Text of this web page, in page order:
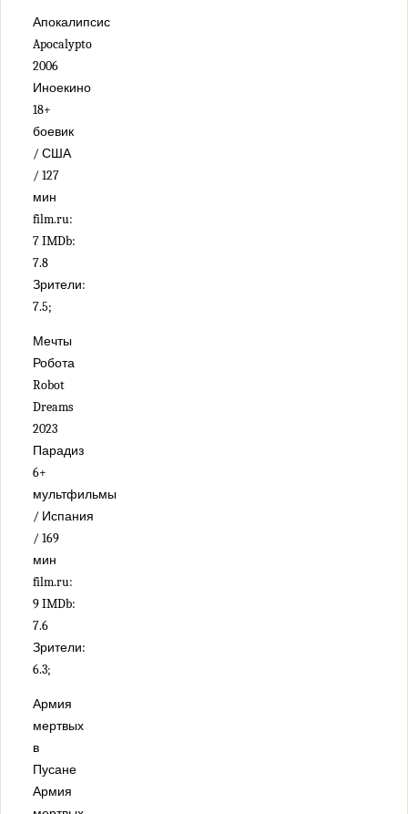
Апокалипсис
Apocalypto
2006
Иноекино
18+
боевик
/ США
/ 127
мин
film.ru:
7 IMDb:
7.8
Зрители:
7.5;
Мечты
Робота
Robot
Dreams
2023
Парадиз
6+
мультфильмы
/ Испания
/ 169
мин
film.ru:
9 IMDb:
7.6
Зрители:
6.3;
Армия
мертвых
в
Пусане
Армия